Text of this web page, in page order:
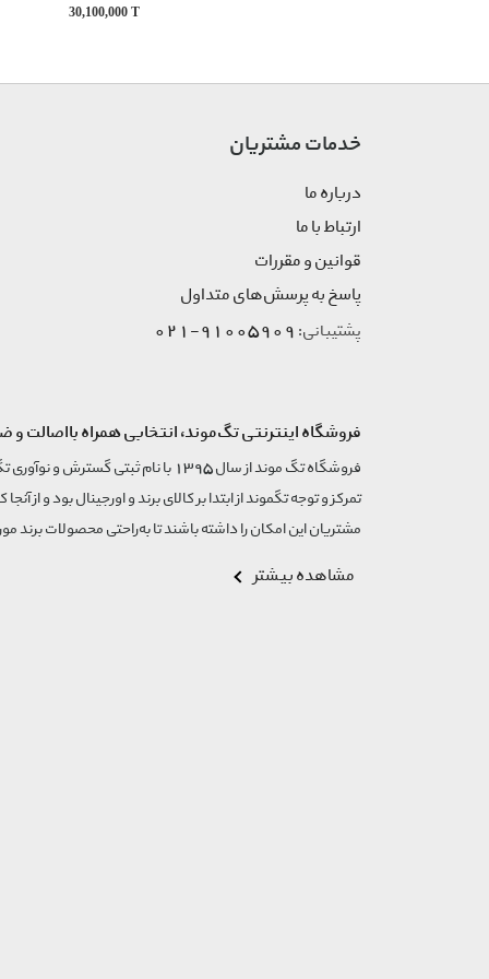
30,100,000 T
خدمات مشتریان
درباره ما
ارتباط با ما
قوانین و مقررات
پاسخ به پرسش‌های متداول
پشتیبانی: 91005909-021
فروشگاه اینترنتی تگ‌موند، انتخابی همراه بااصالت و
تمرکز و توجه تگموند از ابتدا بر کالای برند و اورجینال بود و از
مشتریان این امکان را داشته باشند تا به‌راحتی محصولات برند
مشاهده بیشتر